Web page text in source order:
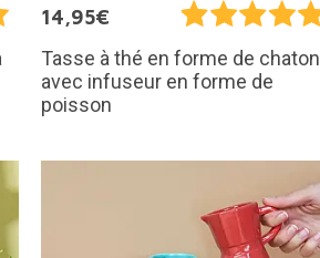
14,95€
Tasse à thé en forme de chaton
avec infuseur en forme de
poisson